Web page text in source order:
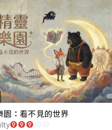
園：看不見的世界